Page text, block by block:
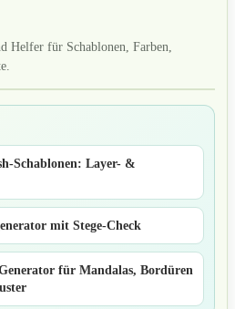
Helfer für Schablonen, Farben,
Schablonen: Layer- &
mit Stege-Check
für Mandalas, Bordüren